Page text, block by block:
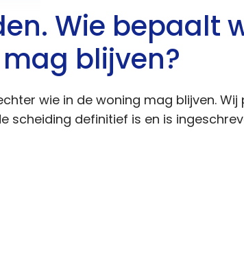
Wie bepaalt
blijven?
wie in de woning mag blijven. Wij
scheiding definitief is en is